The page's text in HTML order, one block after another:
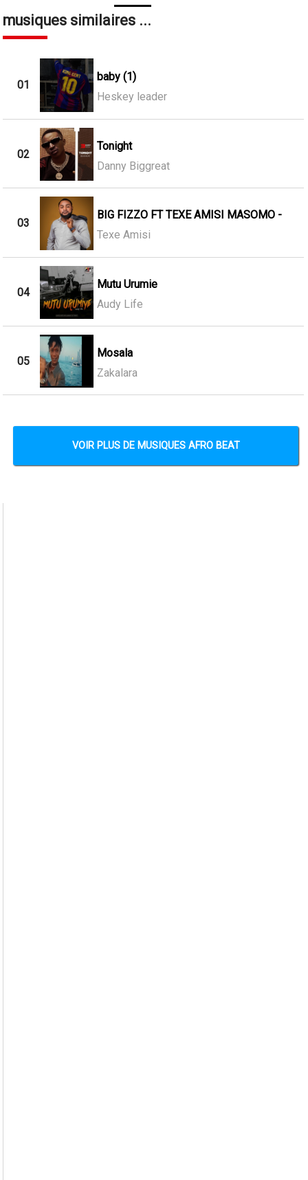
musiques similaires ...
01
baby (1)
Heskey leader
02
Tonight
Danny Biggreat
03
BIG FIZZO FT TEXE AMISI MASOMO -
Texe Amisi
04
Mutu Urumie
Audy Life
05
Mosala
Zakalara
VOIR PLUS DE MUSIQUES AFRO BEAT